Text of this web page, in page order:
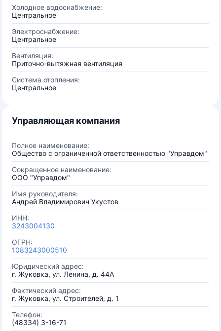
Холодное водоснабжение:
Центральное
Электроснабжение:
Центральное
Вентиляция:
Приточно-вытяжная вентиляция
Система отопления:
Центральное
Управляющая компания
Полное наименование:
Общество с ограниченной ответственностью "Управдом"
Сокращенное наименование:
ООО "Управдом"
Имя руководителя:
Андрей Владимирович Укустов
ИНН:
3243004130
ОГРН:
1083243000510
Юридический адрес:
г. Жуковка, ул. Ленина, д. 44А
Фактический адрес:
г. Жуковка, ул. Строителей, д. 1
Телефон:
(48334) 3-16-71